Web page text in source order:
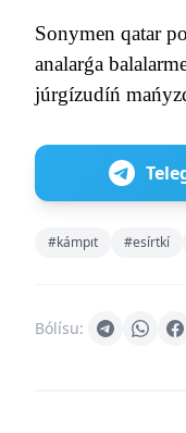
Sonymen qatar
analarǵa
júrgízudíń
#kámpıt #esírtkí
Bólísu: